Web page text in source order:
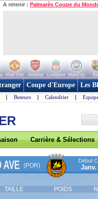
A retenir : Palmarès Coupe du
Man Utd Arsenal Liverpool ManCity
Coupe d'Europe Les
| Buteurs | Calendrier |
Carrière & Sélections
AVE (POR)
Début
Janv.
TAILLE POIDS